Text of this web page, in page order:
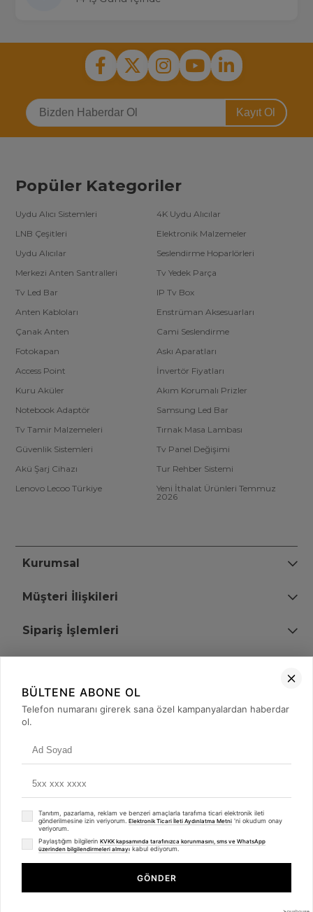
Kayıt Ol
Popüler Kategoriler
Uydu Alıcı Sistemleri
4K Uydu Alıcılar
LNB Çeşitleri
Elektronik Malzemeler
Uydu Alıcılar
Seslendirme Hoparlörleri
Merkezi Anten Santralleri
Tv Yedek Parça
Tv Led Bar
IP Tv Box
Anten Kabloları
Enstrüman Aksesuarları
Çanak Anten
Cami Seslendirme
Fotokapan
Askı Aparatları
Access Point
İnvertör Fiyatları
Kuru Aküler
Akım Korumalı Prizler
Notebook Adaptör
Samsung Led Bar
Tv Tamir Malzemeleri
Tırnak Masa Lambası
Güvenlik Sistemleri
Tv Panel Değişimi
Akü Şarj Cihazı
Tur Rehber Sistemi
Lenovo Lecoo Türkiye
Yeni İthalat Ürünleri Temmuz
2026
Kurumsal
Müşteri İlişkileri
Sipariş İşlemleri
+90 (850) 473 08 08
© 2008 - 2026merterelektronik.com
- Tüm Hakları Saklıdır. Kredi kartı bilgileriniz 256bit SSL sertifikası ile
Whatsapp
BÜLTENE ABONE OL
Telefon numaranı girerek sana özel kampanyalardan haberdar
ol.
Tanıtım, pazarlama, reklam ve benzeri amaçlarla tarafıma ticari elektronik ileti
gönderilmesine izin veriyorum. Elektronik Ticari İleti Aydınlatma Metni 'ni okudum onay
veriyorum.
Paylaştığım bilgilerin KVKK kapsamında tarafınızca korunmasını, sms ve WhatsApp
üzerinden bilgilendirmeleri almayı kabul ediyorum.
GÖNDER